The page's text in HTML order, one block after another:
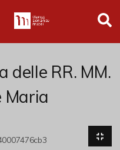
delle RR. MM.
Maria